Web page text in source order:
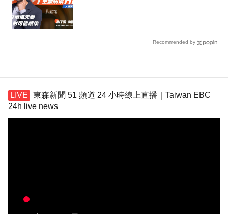
Recommended by
東森新聞 51 頻道 24 小時線上直播｜Taiwan EBC
24h live news